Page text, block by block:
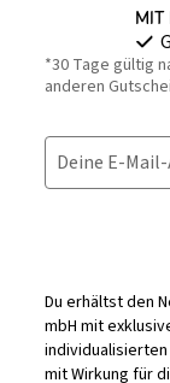
Mit
*30 Tage gültig
anderen
Deine E-
Du erhältst den
mbH mit
mit Wirkung für